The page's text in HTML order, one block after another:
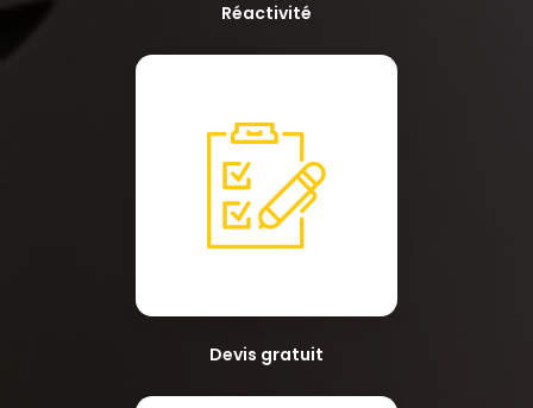
Réactivité
Devis gratuit